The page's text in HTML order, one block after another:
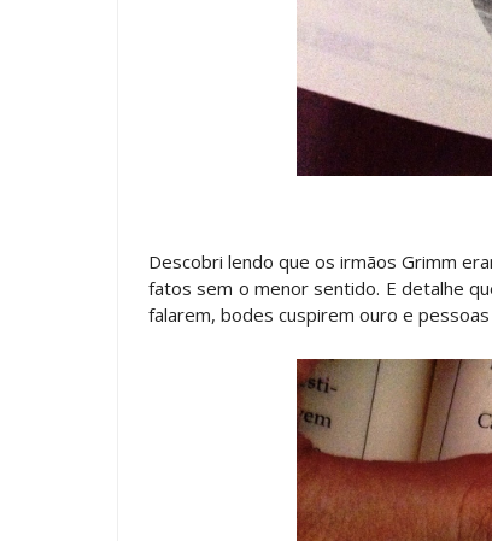
Descobri lendo que os irmãos Grimm
fatos sem o menor sentido. E detalhe
falarem, bodes cuspirem ouro e